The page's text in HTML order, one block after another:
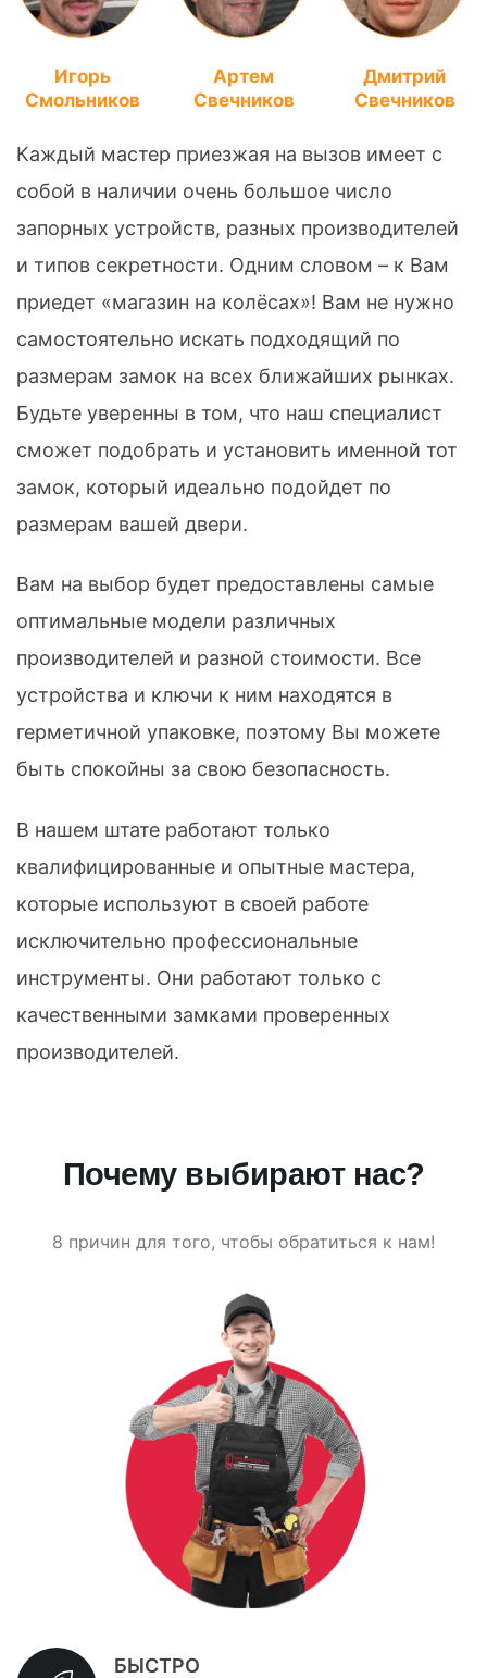
Игорь
Смольников
Артем
Свечников
Дмитрий
Свечников
Каждый мастер приезжая на вызов имеет с
собой в наличии очень большое число
запорных устройств, разных производителей
и типов секретности. Одним словом – к Вам
приедет «магазин на колёсах»! Вам не нужно
самостоятельно искать подходящий по
размерам замок на всех ближайших рынках.
Будьте уверенны в том, что наш специалист
сможет подобрать и установить именной тот
замок, который идеально подойдет по
размерам вашей двери.
Вам на выбор будет предоставлены самые
оптимальные модели различных
производителей и разной стоимости. Все
устройства и ключи к ним находятся в
герметичной упаковке, поэтому Вы можете
быть спокойны за свою безопасность.
В нашем штате работают только
квалифицированные и опытные мастера,
которые используют в своей работе
исключительно профессиональные
инструменты. Они работают только с
качественными замками проверенных
производителей.
Почему выбирают нас?
8 причин для того, чтобы обратиться к нам!
БЫСТРО